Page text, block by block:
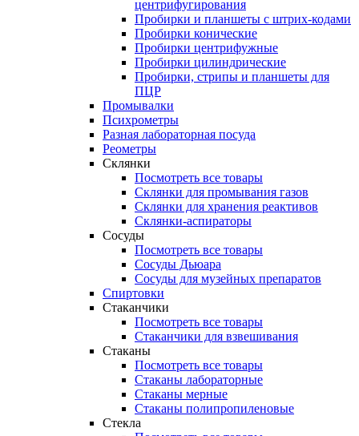
центрифугирования
Пробирки и планшеты с штрих-кодами
Пробирки конические
Пробирки центрифужные
Пробирки цилиндрические
Пробирки, стрипы и планшеты для
ПЦР
Промывалки
Психрометры
Разная лабораторная посуда
Реометры
Склянки
Посмотреть все товары
Склянки для промывания газов
Склянки для хранения реактивов
Склянки-аспираторы
Сосуды
Посмотреть все товары
Сосуды Дьюара
Сосуды для музейных препаратов
Спиртовки
Стаканчики
Посмотреть все товары
Стаканчики для взвешивания
Стаканы
Посмотреть все товары
Стаканы лабораторные
Стаканы мерные
Стаканы полипропиленовые
Стекла